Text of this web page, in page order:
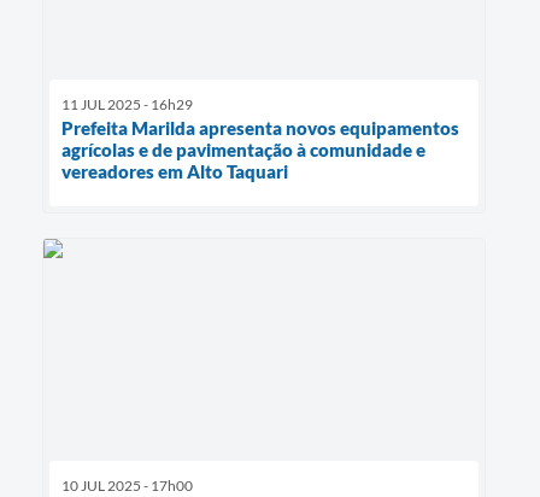
11 JUL 2025 - 16h29
Prefeita Marilda apresenta novos equipamentos
agrícolas e de pavimentação à comunidade e
vereadores em Alto Taquari
10 JUL 2025 - 17h00